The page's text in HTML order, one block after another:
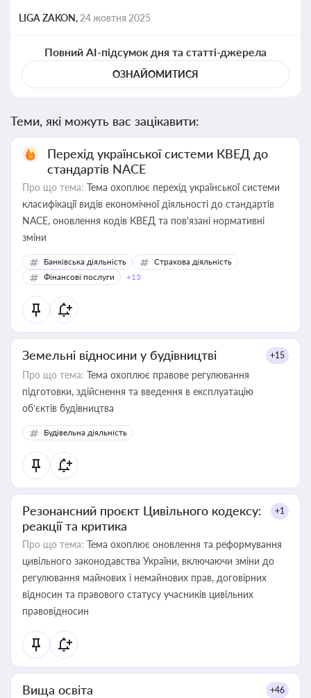
LIGA ZAKON, 24 жовтня 2025
Повний AI-підсумок дня та статті-джерела
ОЗНАЙОМИТИСЯ
Теми, які можуть вас зацікавити:
Перехід української системи КВЕД до
стандартів NACE
Про що тема: Тема охоплює перехід української системи
класифікації видів економічної діяльності до стандартів
NACE, оновлення кодів КВЕД та пов'язані нормативні
зміни
Банківська діяльність
Страхова діяльність
Фінансові послуги
+13
Земельні відносини у будівництві +15
Про що тема: Тема охоплює правове регулювання
підготовки, здійснення та введення в експлуатацію
об’єктів будівництва
Будівельна діяльність
Резонансний проєкт Цивільного кодексу:
реакції та критика
+1
Про що тема: Тема охоплює оновлення та реформування
цивільного законодавства України, включаючи зміни до
регулювання майнових і немайнових прав, договірних
відносин та правового статусу учасників цивільних
правовідносин
Вища освіта +46